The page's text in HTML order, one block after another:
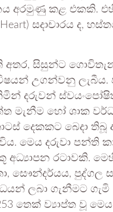
අරමුණු කළ එකකි.
සදාචාරය ද,
අතර, සිසුන්ට
උගන්වනු ලැබීය.
දරුවන්
මැනීම හෝ ශාක
දෙකකට බෙදා තිබූ
මෙය දරුවා පන්ති
අධ්‍යාපන රටාවකි.
සෞන්දර්යය, පුද්ගල සහ
ලබා ගැනීමට ගැමි
තෙක් ව්‍යාප්ත වූ